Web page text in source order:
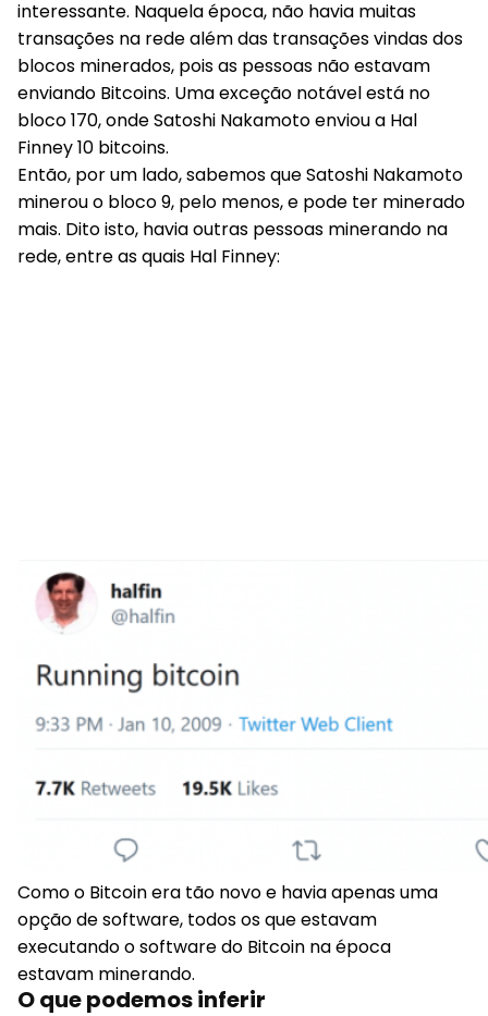
interessante. Naquela época, não havia muitas
transações na rede além das transações vindas dos
blocos minerados, pois as pessoas não estavam
enviando Bitcoins. Uma exceção notável está no
bloco 170, onde Satoshi Nakamoto enviou a Hal
Finney 10 bitcoins.
Então, por um lado, sabemos que Satoshi Nakamoto
minerou o bloco 9, pelo menos, e pode ter minerado
mais. Dito isto, havia outras pessoas minerando na
rede, entre as quais Hal Finney:
Como o Bitcoin era tão novo e havia apenas uma
opção de software, todos os que estavam
executando o software do Bitcoin na época
estavam minerando.
O que podemos inferir